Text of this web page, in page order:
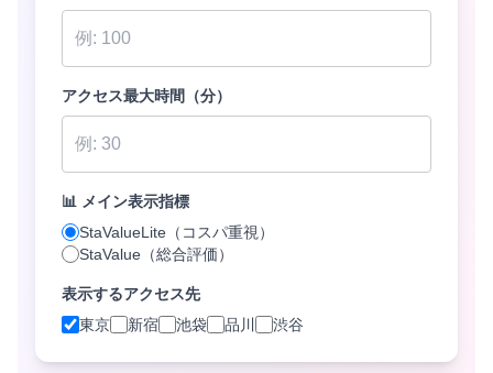
アクセス最大時間（分）
📊 メイン表示指標
StaValueLite（コスパ重視）
StaValue（総合評価）
表示するアクセス先
東京
新宿 池袋 品川 渋谷
D
B